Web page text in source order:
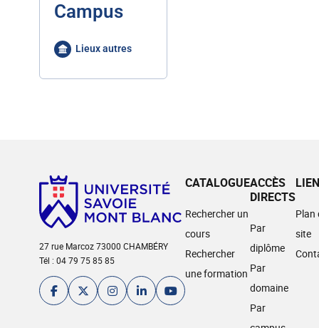
Campus
Lieux autres
27 rue Marcoz 73000 CHAMBÉRY
Tél : 04 79 75 85 85
CATALOGUE
Rechercher un
cours
Rechercher
une formation
ACCÈS
DIRECTS
Par
diplôme
Par
domaine
Par
Plan
site